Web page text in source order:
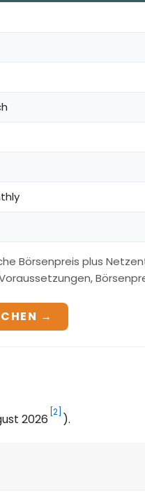
Börsenpreis plus
→
2026 [2] ).